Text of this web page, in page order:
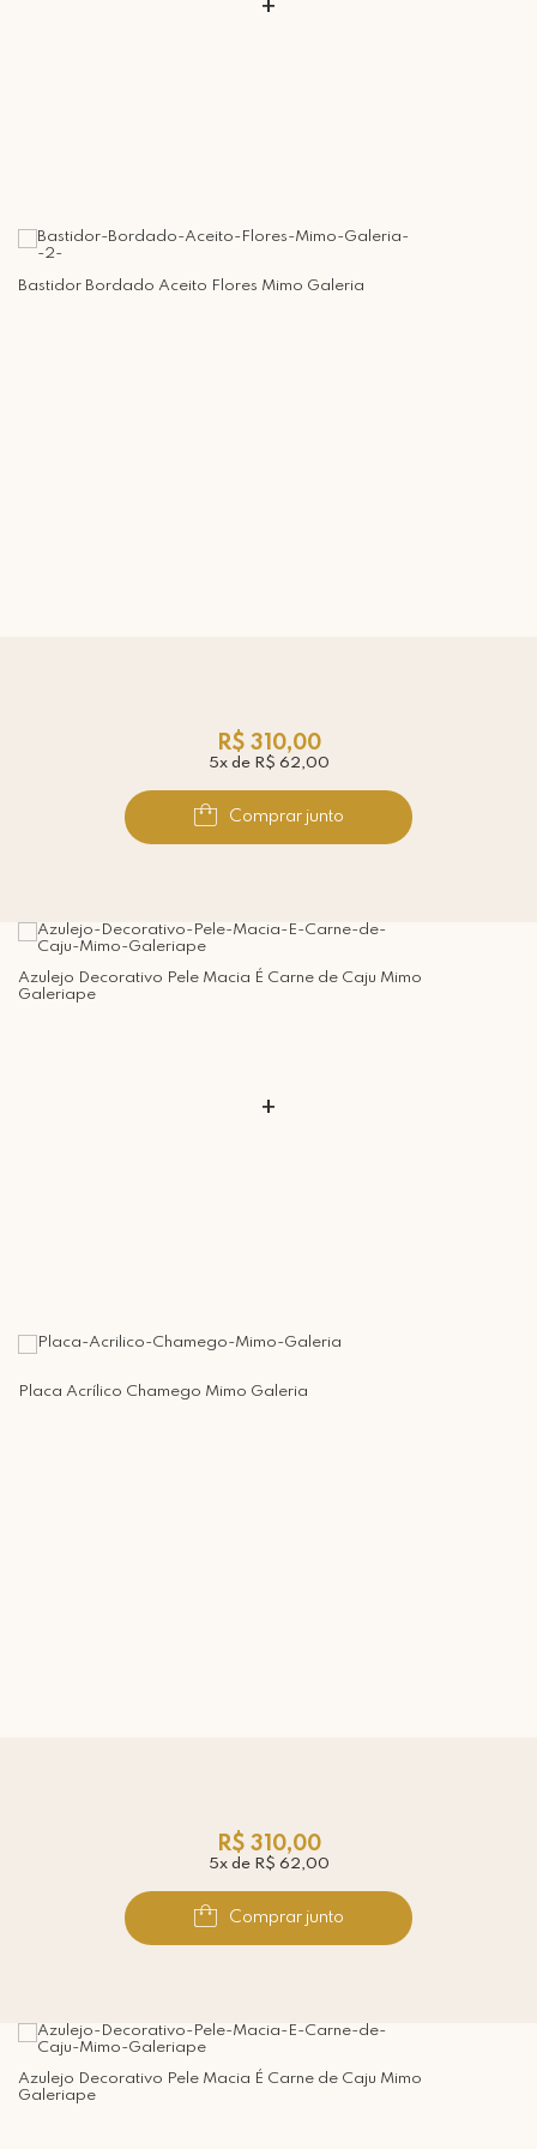
+
Bastidor Bordado Aceito Flores Mimo Galeria
R$ 310,00
5x de R$ 62,00
Comprar junto
Azulejo Decorativo Pele Macia É Carne de Caju Mimo
Galeriape
+
Placa Acrílico Chamego Mimo Galeria
R$ 310,00
5x de R$ 62,00
Comprar junto
Azulejo Decorativo Pele Macia É Carne de Caju Mimo
Galeriape